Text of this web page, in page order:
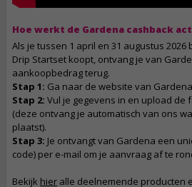
Hoe werkt de Gardena cashback
Als je tussen 1 april en 31 augustus
Drip Startset koopt, ontvang je van
aankoopbedrag terug.
Stap 1: Ga naar de website van Gardena
Stap 2: Vul je gegevens in en upload de
(deze ontvang je automatisch van ons
plaatst).
Stap 3: Je ontvangt van Gardena een
code) per e-mail om je aanvraag af te
Bekijk hier alle deelnemende producten